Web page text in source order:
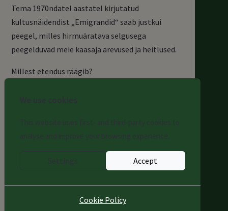
Tema 1970ndatel aastatel kirjutatud
kultusnäidendist „Emigrandid“ saab justkui
peegel, milles hirmuäratava selgusega
peegelduvad meie kaasaja ärevused ja heitlused.
Millest etendus räägib?
Accept
Cookie Policy